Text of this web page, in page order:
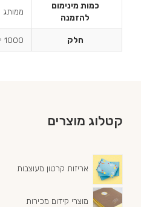
כמות מינימום
להזמנה
ממותג 5000 יח
חלק 1000 יח
קטלוג מוצרים
אריזות קרטון מעוצבות
מוצרי קידום מכירות